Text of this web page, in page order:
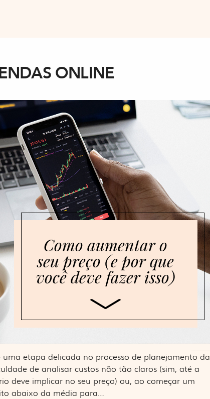
ONLINE
Como aumentar o
seu preço (e por que
você deve fazer isso)
uma etapa delicada no processo de planejamento da
de analisar custos não tão claros (sim, até a
deve implicar no seu preço) ou, ao começar um
abaixo da média para…